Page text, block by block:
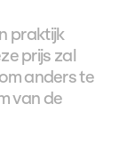
praktijk
prijs zal
anders te
van de